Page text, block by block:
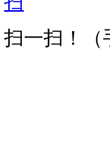
扫一扫！